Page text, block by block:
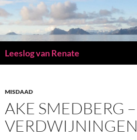
Leeslog van Renate
INHOUD
MISDAAD
AKE SMEDBERG –
VERDWIJNINGEN